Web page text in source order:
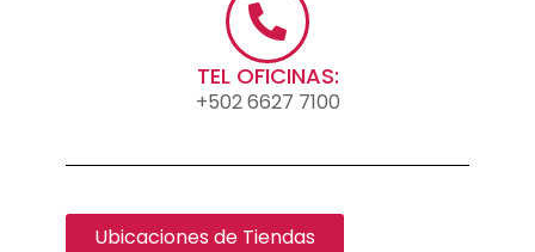
TEL OFICINAS:
+502 6627 7100
Ubicaciones de Tiendas